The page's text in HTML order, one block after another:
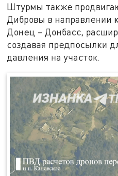
Штурмы также
Дибровы в направлении
Донец – Донбасс,
создавая предпосылки
давления на участок.